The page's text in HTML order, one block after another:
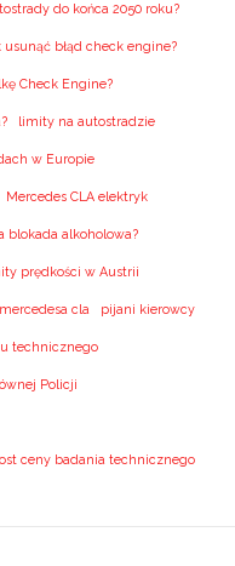
do końca 2050 roku?
usunąć błąd check engine?
Check Engine?
limity na autostradzie
w Europie
Mercedes CLA elektryk
blokada alkoholowa?
prędkości w Austrii
cla pijani kierowcy
technicznego
Policji
ceny badania technicznego